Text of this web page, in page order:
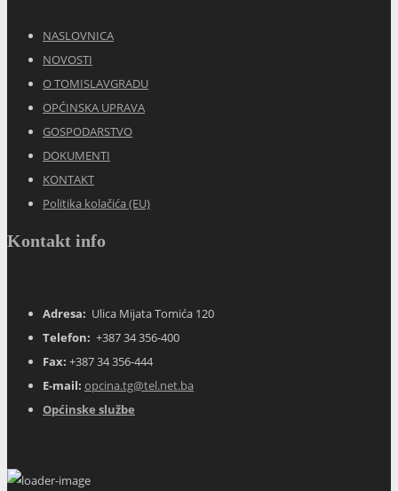
NASLOVNICA
NOVOSTI
O TOMISLAVGRADU
OPĆINSKA UPRAVA
GOSPODARSTVO
DOKUMENTI
KONTAKT
Politika kolačića (EU)
Kontakt info
Adresa: Ulica Mijata Tomića 120
Telefon: +387 34 356-400
Fax: +387 34 356-444
E-mail: opcina.tg@tel.net.ba
Općinske službe